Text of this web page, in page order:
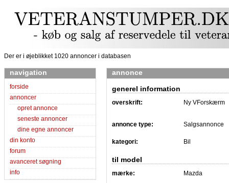
Der er i øjeblikket 1020 annoncer i databasen
navigation
forside
annoncer
opret annonce
seneste annoncer
dine egne annoncer
din konto
forum
avanceret søgning
info
annonce
generel information
overskrift: Ny VForskærm
annonce type: Salgsannonce
kategori: Bil
til model
mærke: Mazda